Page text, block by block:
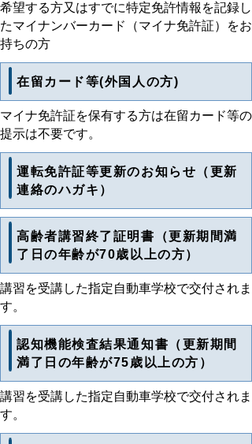
希望する方又はすでに特定免許情報を記録し
たマイナンバーカード（マイナ免許証）をお
持ちの方
在留カード等(外国人の方)
マイナ免許証を保有する方は在留カード等の
提示は不要です。
運転免許証等更新のお知らせ（更新
連絡のハガキ）
高齢者講習終了証明書（更新期間満
了日の年齢が70歳以上の方）
講習を受講した指定自動車学校で交付されま
す。
認知機能検査結果通知書（更新期間
満了日の年齢が75歳以上の方）
講習を受講した指定自動車学校で交付されま
す。